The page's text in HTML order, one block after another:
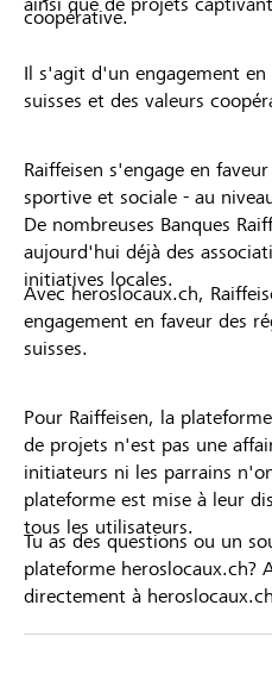
coopérative.
Il s'agit d'un engagement en
suisses et des valeurs
Raiffeisen s'engage en
sportive et sociale - au
De nombreuses Banques
aujourd'hui déjà des
initiatives locales.
Avec heroslocaux.ch,
engagement en faveur des
suisses.
Pour Raiffeisen, la
de projets n'est pas une
initiateurs ni les parrains
plateforme est mise à leur
tous les utilisateurs.
Tu as des questions ou un
plateforme heroslocaux.ch?
directement à